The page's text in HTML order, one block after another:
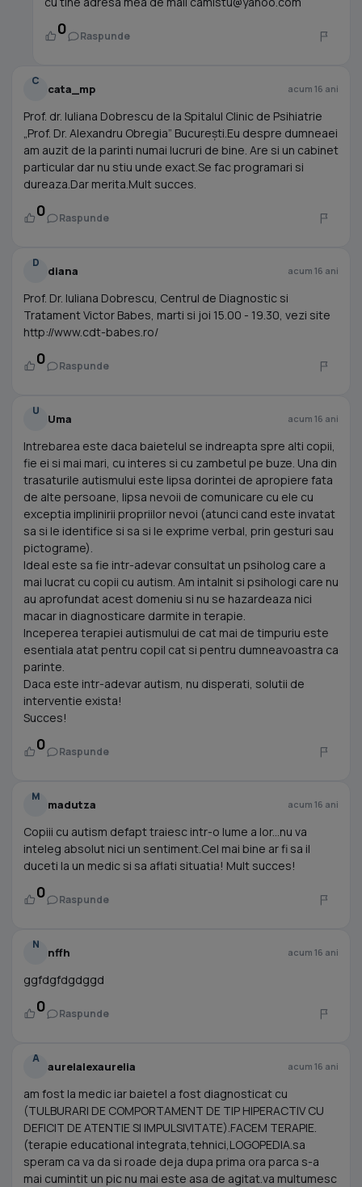
0 Raspunde
C
cata_mp acum 16 ani
Prof. dr. Iuliana Dobrescu de la Spitalul Clinic de Psihiatrie
„Prof. Dr. Alexandru Obregia” Bucureşti.Eu despre dumneaei
am auzit de la parinti numai lucruri de bine. Are si un cabinet
particular dar nu stiu unde exact.Se fac programari si
dureaza.Dar merita.Mult succes.
0 Raspunde
D
diana acum 16 ani
Prof. Dr. Iuliana Dobrescu, Centrul de Diagnostic si
Tratament Victor Babes, marti si joi 15.00 - 19.30, vezi site
http://www.cdt-babes.ro/
0 Raspunde
U
Uma acum 16 ani
Intrebarea este daca baietelul se indreapta spre alti copii,
fie ei si mai mari, cu interes si cu zambetul pe buze. Una din
trasaturile autismului este lipsa dorintei de apropiere fata
de alte persoane, lipsa nevoii de comunicare cu ele cu
exceptia implinirii propriilor nevoi (atunci cand este invatat
sa si le identifice si sa si le exprime verbal, prin gesturi sau
pictograme).
Ideal este sa fie intr-adevar consultat un psiholog care a
mai lucrat cu copii cu autism. Am intalnit si psihologi care nu
au aprofundat acest domeniu si nu se hazardeaza nici
macar in diagnosticare darmite in terapie.
Inceperea terapiei autismului de cat mai de timpuriu este
esentiala atat pentru copil cat si pentru dumneavoastra ca
parinte.
Daca este intr-adevar autism, nu disperati, solutii de
interventie exista!
Succes!
0 Raspunde
M
madutza acum 16 ani
Copiii cu autism defapt traiesc intr-o lume a lor...nu va
inteleg absolut nici un sentiment.Cel mai bine ar fi sa il
duceti la un medic si sa aflati situatia! Mult succes!
0 Raspunde
N
nffh acum 16 ani
ggfdgfdgdggd
0 Raspunde
A
aurelalexaurelia acum 16 ani
am fost la medic iar baietel a fost diagnosticat cu
(TULBURARI DE COMPORTAMENT DE TIP HIPERACTIV CU
DEFICIT DE ATENTIE SI IMPULSIVITATE).FACEM TERAPIE.
(terapie educational integrata,tehnici,LOGOPEDIA.sa
speram ca va da si roade deja dupa prima ora parca s-a
mai cumintit un pic nu mai este asa de agitat.va multumesc